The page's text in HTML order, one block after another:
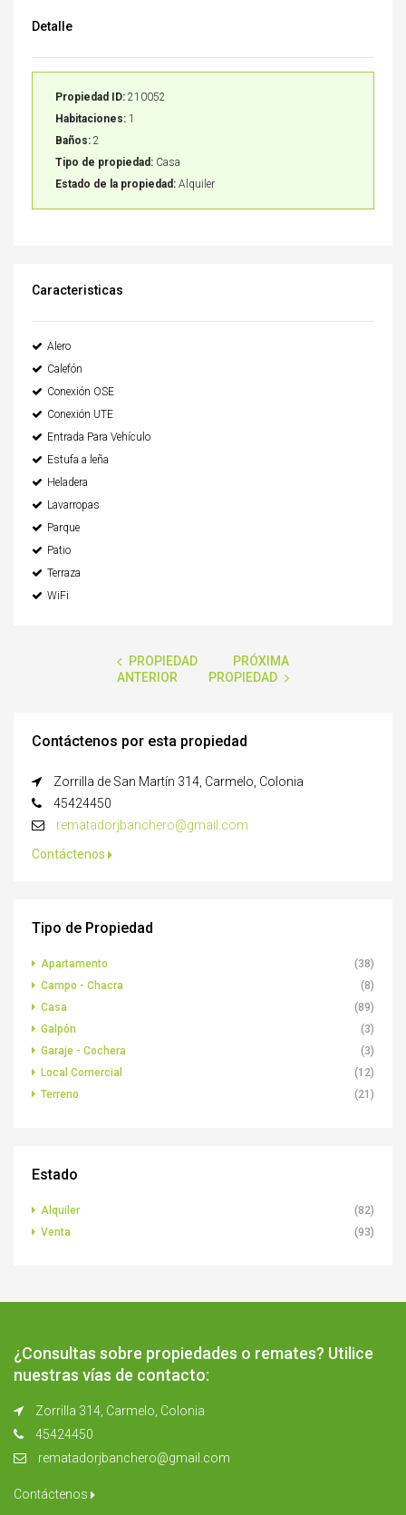
Detalle
Propiedad ID: 210052
Habitaciones: 1
Baños: 2
Tipo de propiedad: Casa
Estado de la propiedad: Alquiler
Caracteristicas
Alero
Calefón
Conexión OSE
Conexión UTE
Entrada Para Vehículo
Estufa a leña
Heladera
Lavarropas
Parque
Patio
Terraza
WiFi
PROPIEDAD
ANTERIOR
PRÓXIMA
PROPIEDAD
Contáctenos por esta propiedad
Zorrilla de San Martín 314, Carmelo, Colonia
45424450
rematadorjbanchero@gmail.com
Contáctenos
Tipo de Propiedad
Apartamento
(38)
Campo - Chacra
(8)
Casa
(89)
Galpón
(3)
Garaje - Cochera
(3)
Local Comercial
(12)
Terreno
(21)
Estado
Alquiler
(82)
Venta
(93)
¿Consultas sobre propiedades o remates? Utilice
nuestras vías de contacto:
Zorrilla 314, Carmelo, Colonia
45424450
rematadorjbanchero@gmail.com
Contáctenos